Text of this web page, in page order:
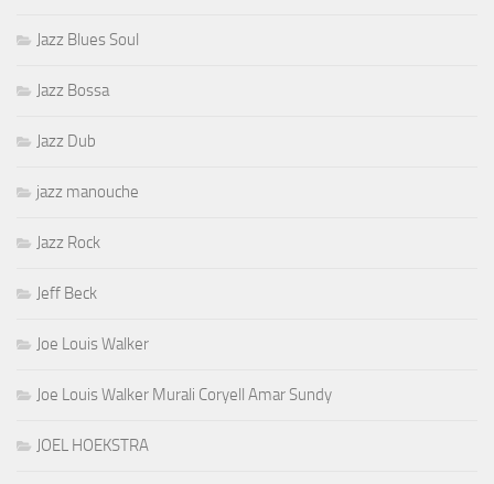
Jazz Blues Soul
Jazz Bossa
Jazz Dub
jazz manouche
Jazz Rock
Jeff Beck
Joe Louis Walker
Joe Louis Walker Murali Coryell Amar Sundy
JOEL HOEKSTRA